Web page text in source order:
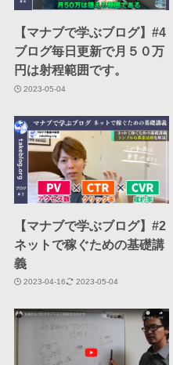
【マナブで学ぶブログ】#4
ブログ毎日更新で月５０万
円は射程範囲です。
2023-05-04
【マナブで学ぶブログ】#2
ネットで稼ぐための基礎講
義
2023-04-16 2023-05-04